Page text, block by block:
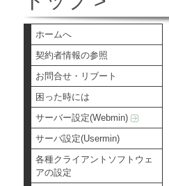
ホームへ
契約者情報の参照
お問合せ・リブート
困った時には
サーバー設定(Webmin)
サーバ設定(Usermin)
各種クライアントソフトウェ
アの設定